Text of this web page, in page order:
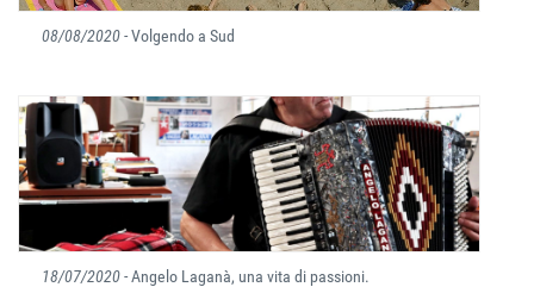
08/08/2020- Volgendo a Sud
18/07/2020- Angelo Laganà, una vita di passioni.